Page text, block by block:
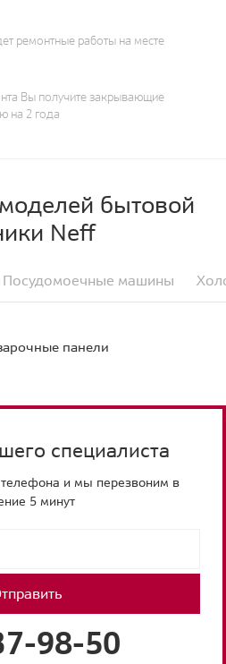
ремонтные работы на месте
Вы получите закрывающие
на 2 года
бытовой
Neff
Посудомоечные машины
панели
специалиста
и мы перезвоним в
5 минут
98-50